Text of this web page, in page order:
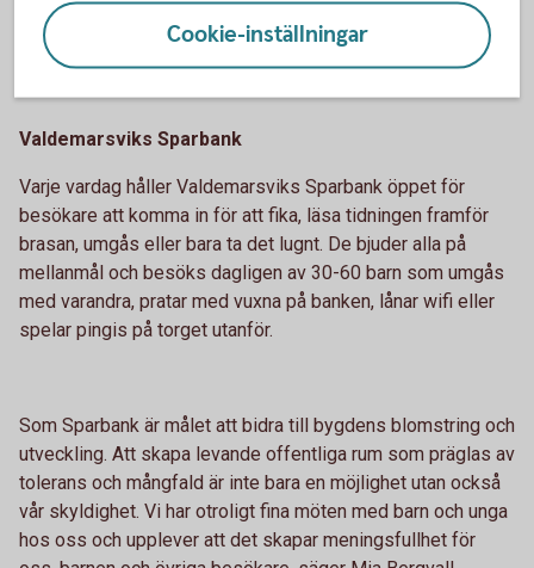
mötesplats såväl när skolan har UF-kickoff som när de vill
ha hjälp med nya tjänster på 18-årsdagen.
Valdemarsviks Sparbank
Varje vardag håller Valdemarsviks Sparbank öppet för
besökare att komma in för att fika, läsa tidningen framför
brasan, umgås eller bara ta det lugnt. De bjuder alla på
mellanmål och besöks dagligen av 30-60 barn som umgås
med varandra, pratar med vuxna på banken, lånar wifi eller
spelar pingis på torget utanför.
Som Sparbank är målet att bidra till bygdens blomstring och
utveckling. Att skapa levande offentliga rum som präglas av
tolerans och mångfald är inte bara en möjlighet utan också
vår skyldighet. Vi har otroligt fina möten med barn och unga
hos oss och upplever att det skapar meningsfullhet för
Cookie-inställningar